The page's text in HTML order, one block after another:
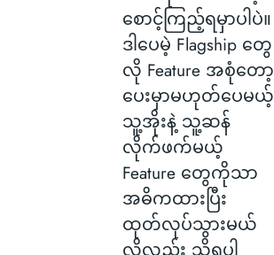
စောင့်ကြည့်ရမှာပါပဲ။
ဒါပေမဲ့ Flagship တွေ
လို Feature အစုံတော့
ပေးမှာမဟုတ်ပေမယ့်
သူ့အိုးနဲ့ သူ့ဆန်
လိုက်ဖက်မယ့်
Feature တွေကိုသာ
အဓိကထားပြီး
ထုတ်လုပ်သွားမယ်